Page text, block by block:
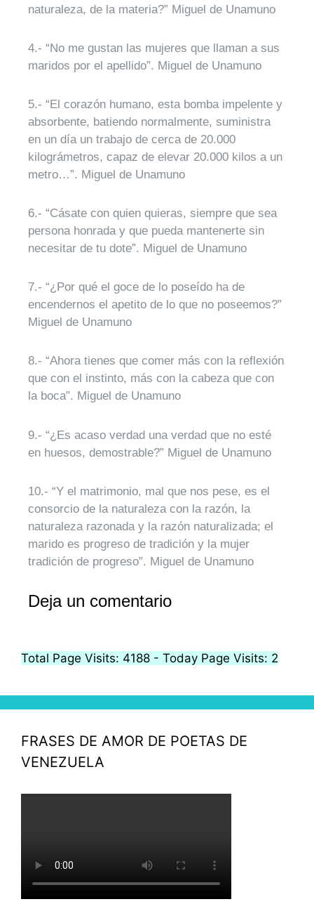
naturaleza, de la materia?” Miguel de Unamuno
4.- “No me gustan las mujeres que llaman a sus
maridos por el apellido”. Miguel de Unamuno
5.- “El corazón humano, esta bomba impelente y
absorbente, batiendo normalmente, suministra
en un día un trabajo de cerca de 20.000
kilográmetros, capaz de elevar 20.000 kilos a un
metro…”. Miguel de Unamuno
6.- “Cásate con quien quieras, siempre que sea
persona honrada y que pueda mantenerte sin
necesitar de tu dote”. Miguel de Unamuno
7.- “¿Por qué el goce de lo poseído ha de
encendernos el apetito de lo que no poseemos?”
Miguel de Unamuno
8.- “Ahora tienes que comer más con la reflexión
que con el instinto, más con la cabeza que con
la boca”. Miguel de Unamuno
9.- “¿Es acaso verdad una verdad que no esté
en huesos, demostrable?” Miguel de Unamuno
10.- “Y el matrimonio, mal que nos pese, es el
consorcio de la naturaleza con la razón, la
naturaleza razonada y la razón naturalizada; el
marido es progreso de tradición y la mujer
tradición de progreso”. Miguel de Unamuno
Deja un comentario
Total Page Visits: 4188 - Today Page Visits: 2
FRASES DE AMOR DE POETAS DE
VENEZUELA